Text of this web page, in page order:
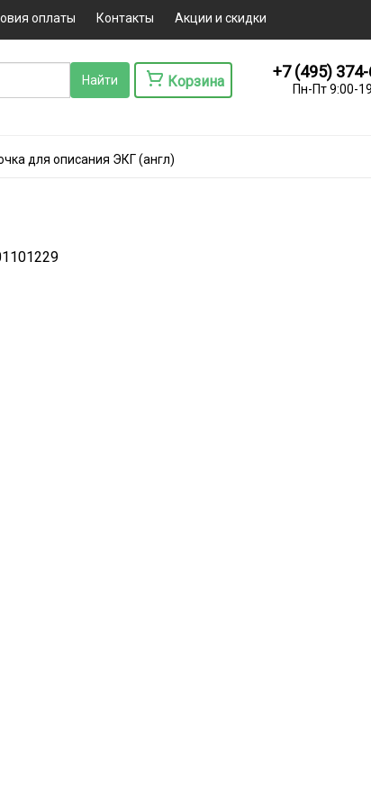
оплаты Контакты Акции и скидки
Корзина
+7 (495)
Пн-Пт 9:00-
для описания ЭКГ (англ)